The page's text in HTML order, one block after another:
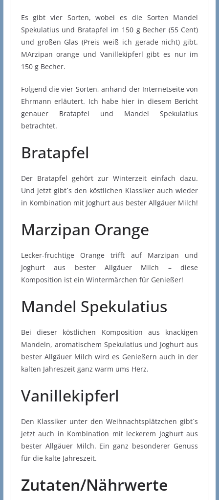
Es gibt vier Sorten, wobei es die Sorten Mandel
Spekulatius und Bratapfel im 150 g Becher (55 Cent)
und großen Glas (Preis weiß ich gerade nicht) gibt.
MArzipan orange und Vanillekipferl gibt es nur im
150 g Becher.
Folgend die vier Sorten, anhand der Internetseite von
Ehrmann erläutert. Ich habe hier in diesem Bericht
genauer Bratapfel und Mandel Spekulatius
betrachtet.
Bratapfel
Der Bratapfel gehört zur Winterzeit einfach dazu.
Und jetzt gibt´s den köstlichen Klassiker auch wieder
in Kombination mit Joghurt aus bester Allgäuer Milch!
Marzipan Orange
Lecker-fruchtige Orange trifft auf Marzipan und
Joghurt aus bester Allgäuer Milch – diese
Komposition ist ein Wintermärchen für Genießer!
Mandel Spekulatius
Bei dieser köstlichen Komposition aus knackigen
Mandeln, aromatischem Spekulatius und Joghurt aus
bester Allgäuer Milch wird es Genießern auch in der
kalten Jahreszeit ganz warm ums Herz.
Vanillekipferl
Den Klassiker unter den Weihnachtsplätzchen gibt´s
jetzt auch in Kombination mit leckerem Joghurt aus
bester Allgäuer Milch. Ein ganz besonderer Genuss
für die kalte Jahreszeit.
Zutaten/Nährwerte